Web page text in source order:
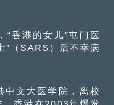
港的女儿”屯门医
”（SARS）后不幸病
文大医学院，离校